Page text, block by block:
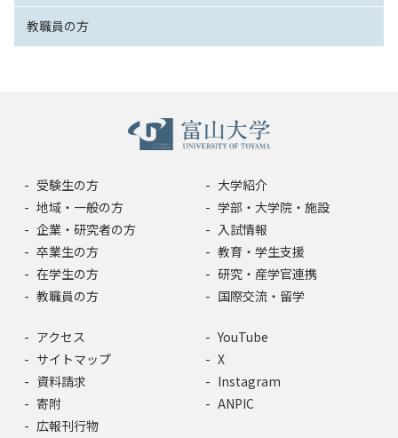
教職員の方
受験生の方
地域・一般の方
企業・研究者の方
卒業生の方
在学生の方
教職員の方
大学紹介
学部・大学院・施設
入試情報
教育・学生支援
研究・産学官連携
国際交流・留学
アクセス
サイトマップ
資料請求
寄附
広報刊行物
YouTube
X
Instagram
ANPIC